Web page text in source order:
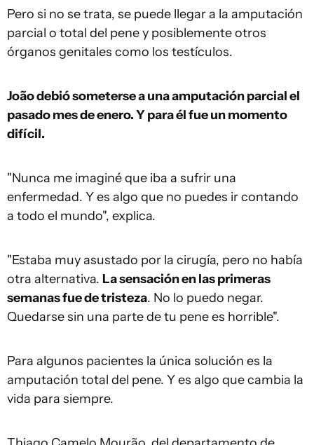
Pero si no se trata, se puede llegar a la amputación
parcial o total del pene y posiblemente otros
órganos genitales como los testículos.
João debió someterse a una amputación parcial el
pasado mes de enero. Y para él fue un momento
difícil.
"Nunca me imaginé que iba a sufrir una
enfermedad. Y es algo que no puedes ir contando
a todo el mundo", explica.
"Estaba muy asustado por la cirugía, pero no había
otra alternativa. La sensación en las primeras
semanas fue de tristeza. No lo puedo negar.
Quedarse sin una parte de tu pene es horrible".
Para algunos pacientes la única solución es la
amputación total del pene. Y es algo que cambia la
vida para siempre.